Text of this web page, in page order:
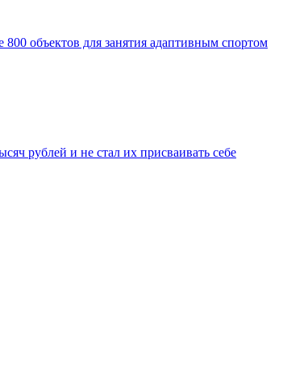
объектов для занятия адаптивным спортом
рублей и не стал их присваивать себе